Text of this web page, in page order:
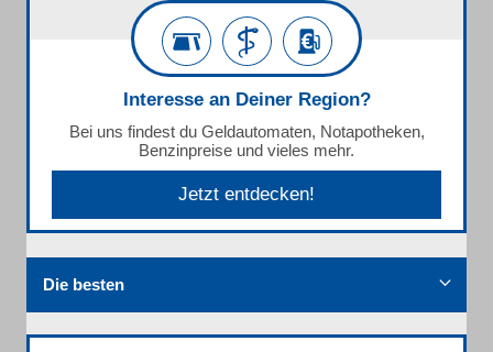
Interesse an Deiner Region?
Bei uns findest du Geldautomaten, Notapotheken,
Benzinpreise und vieles mehr.
Jetzt entdecken!
Die besten